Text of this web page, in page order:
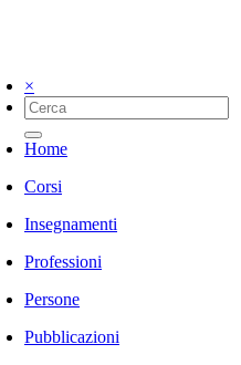
×
Home
Corsi
Insegnamenti
Professioni
Persone
Pubblicazioni